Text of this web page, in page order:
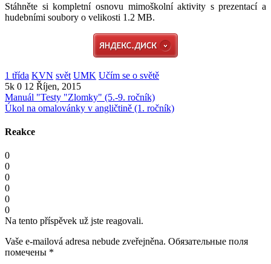
Stáhněte si kompletní osnovu mimoškolní aktivity s prezentací a
hudebními soubory o velikosti 1.2 MB.
1 třída KVN svět UMK Učím se o světě
5k 0 12 Říjen, 2015
Manuál "Testy "Zlomky" (5.-9. ročník)
Úkol na omalovánky v angličtině (1. ročník)
Reakce
0
0
0
0
0
0
Na tento příspěvek už jste reagovali.
Vaše e-mailová adresa nebude zveřejněna. Обязательные поля
помечены *